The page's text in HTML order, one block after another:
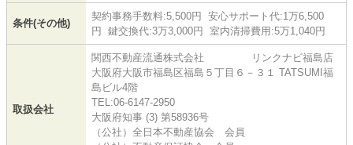
条件(その他)
契約事務手数料:5,500円 安心サポート代:1万6,500
円 鍵交換代:3万3,000円 室内清掃費用:5万1,040円
取扱会社
関西不動産流通株式会社 リンクナビ福島店
大阪府大阪市福島区福島５丁目６－３１ TATSUMI福
島ビル4階
TEL:06-6147-2950
大阪府知事 (3) 第58936号
（公社）全日本不動産協会 会員